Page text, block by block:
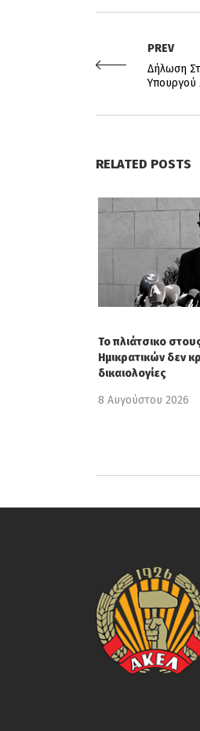
PREV
Δήλωση
Υπουργού
RELATED POSTS
Το πλιάτσικο
Ημικρατικών δεν
δικαιολογίες
8 Αυγούστου 2026